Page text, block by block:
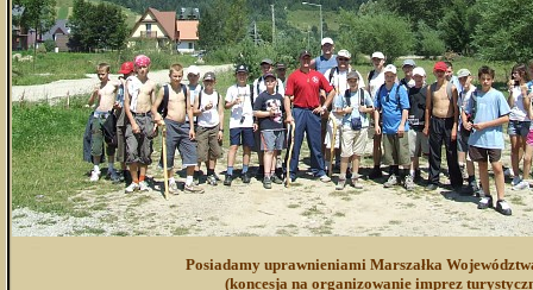
Posiadamy uprawnieniami Marszałka
(koncesja na organizowanie imprez